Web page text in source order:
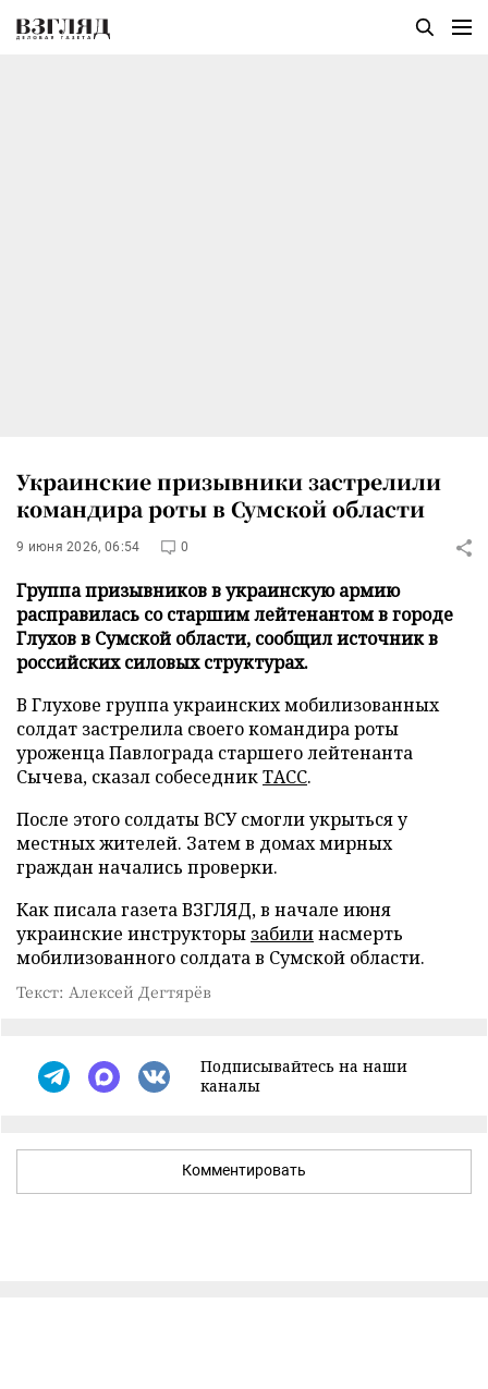
Украинские призывники застрелили
командира роты в Сумской области
9 июня 2026, 06:54 0
Группа призывников в украинскую армию
расправилась со старшим лейтенантом в городе
Глухов в Сумской области, сообщил источник в
российских силовых структурах.
В Глухове группа украинских мобилизованных
солдат застрелила своего командира роты
уроженца Павлограда старшего лейтенанта
Сычева, сказал собеседникТАСС.
После этого солдаты ВСУ смогли укрыться у
местных жителей. Затем в домах мирных
граждан начались проверки.
Как писала газета ВЗГЛЯД, в начале июня
украинские инструкторы забилинасмерть
мобилизованного солдата в Сумской области.
Текст: Алексей Дегтярёв
Подписывайтесь на наши
каналы
Комментировать